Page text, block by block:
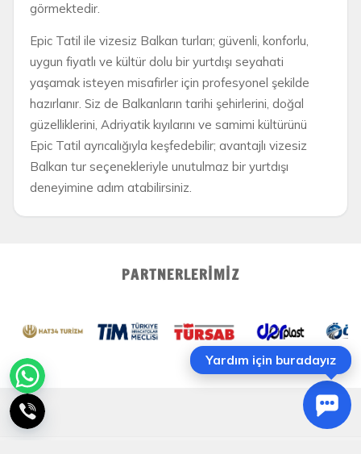
görmektedir.
Epic Tatil ile vizesiz Balkan turları; güvenli, konforlu,
uygun fiyatlı ve kültür dolu bir yurtdışı seyahati
yaşamak isteyen misafirler için profesyonel şekilde
hazırlanır. Siz de Balkanların tarihi şehirlerini, doğal
güzelliklerini, Adriyatik kıyılarını ve samimi kültürünü
Epic Tatil ayrıcalığıyla keşfedebilir; avantajlı vizesiz
Balkan tur seçenekleriyle unutulmaz bir yurtdışı
deneyimine adım atabilirsiniz.
PARTNERLERIMIZ
Yardım için buradayız